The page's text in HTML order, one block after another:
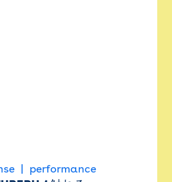
performance